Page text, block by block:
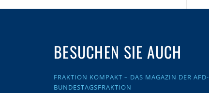
BESUCHEN SIE AUCH
FRAKTION KOMPAKT – DAS MAGAZIN DER AFD-
BUNDESTAGSFRAKTION